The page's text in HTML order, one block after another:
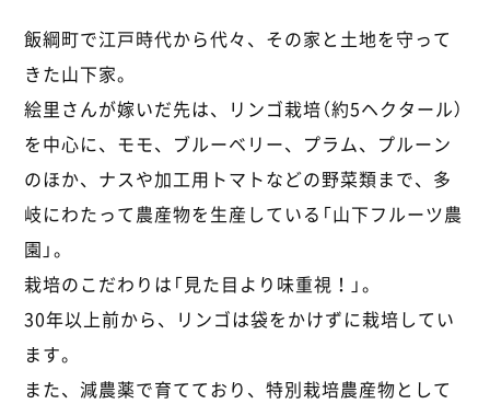
飯綱町で江戸時代から代々、その家と土地を守って
きた山下家。
絵里さんが嫁いだ先は、リンゴ栽培（約5ヘクタール）
を中心に、モモ、ブルーベリー、プラム、プルーン
のほか、ナスや加工用トマトなどの野菜類まで、多
岐にわたって農産物を生産している「山下フルーツ農
園」。
栽培のこだわりは「見た目より味重視！」。
30年以上前から、リンゴは袋をかけずに栽培してい
ます。
また、減農薬で育てており、特別栽培農産物として